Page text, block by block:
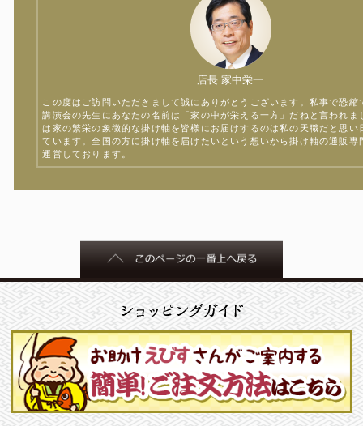
店長 家中栄一
この度はご訪問いただきまして誠にありがとうございます。私事で恐縮
講演会の先生にあなたの名前は「家の中が栄える一方」だねと言われま
は家の繁栄の象徴的な掛け軸を皆様にお届けするのは私の天職だと思い
ています。全国の方に掛け軸を届けたいという想いから掛け軸の通販専
運営しております。